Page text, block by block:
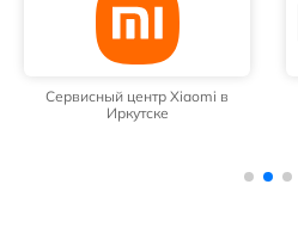
Сервисный центр Xiaomi в
Иркутске